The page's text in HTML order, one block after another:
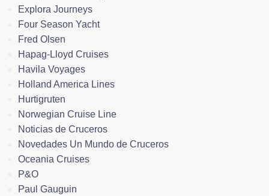
Explora Journeys
Four Season Yacht
Fred Olsen
Hapag-Lloyd Cruises
Havila Voyages
Holland America Lines
Hurtigruten
Norwegian Cruise Line
Noticias de Cruceros
Novedades Un Mundo de Cruceros
Oceania Cruises
P&O
Paul Gauguin